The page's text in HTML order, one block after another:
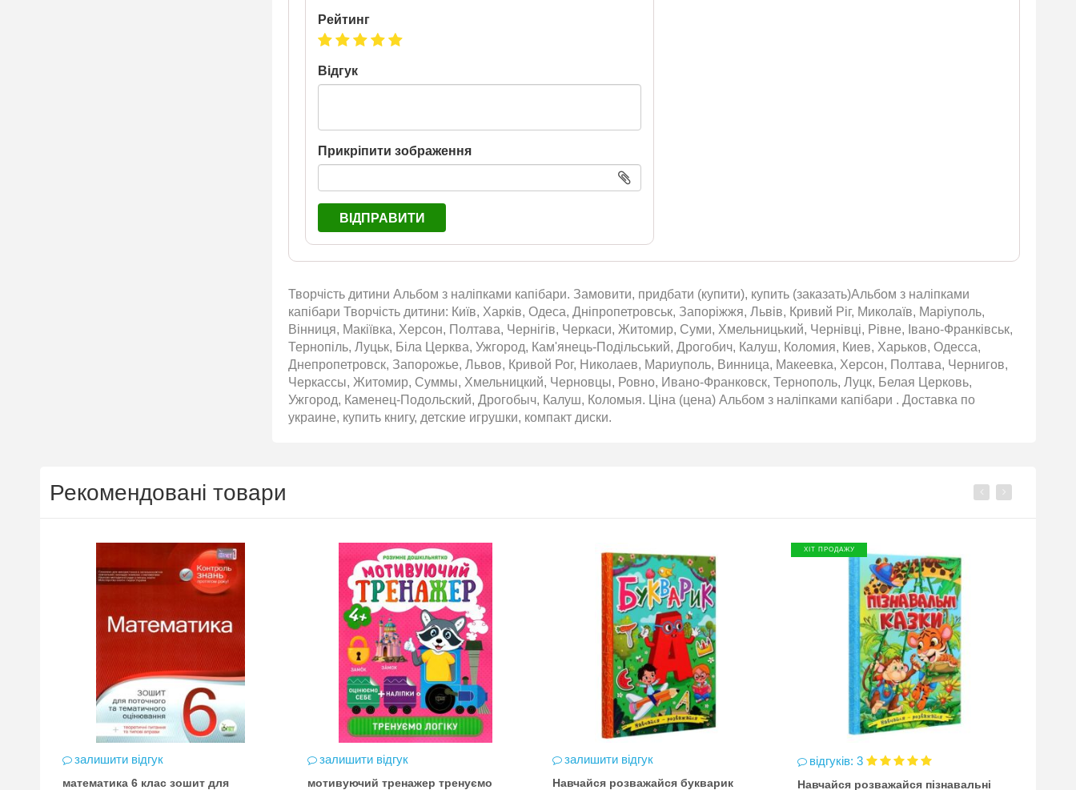
Рейтинг
Відгук
Прикріпити зображення
ВІДПРАВИТИ
Творчість дитини Альбом з наліпками капібари. Замовити, придбати (купити), купить (заказать)Альбом з наліпками
капібари Творчість дитини: Київ, Харків, Одеса, Дніпропетровськ, Запоріжжя, Львів, Кривий Ріг, Миколаїв, Маріуполь,
Вінниця, Макіївка, Херсон, Полтава, Чернігів, Черкаси, Житомир, Суми, Хмельницький, Чернівці, Рівне, Івано-Франківськ,
Тернопіль, Луцьк, Біла Церква, Ужгород, Кам'янець-Подільський, Дрогобич, Калуш, Коломия, Киев, Харьков, Одесса,
Днепропетровск, Запорожье, Львов, Кривой Рог, Николаев, Мариуполь, Винница, Макеевка, Херсон, Полтава, Чернигов,
Черкассы, Житомир, Суммы, Хмельницкий, Черновцы, Ровно, Ивано-Франковск, Тернополь, Луцк, Белая Церковь,
Ужгород, Каменец-Подольский, Дрогобыч, Калуш, Коломыя. Ціна (цена) Альбом з наліпками капібари . Доставка по
украине, купить книгу, детские игрушки, компакт диски.
Рекомендовані товари
залишити відгук
математика 6 клас зошит для
залишити відгук
мотивуючий тренажер тренуємо
залишити відгук
Навчайся розважайся букварик
ХІТ ПРОДАЖУ
відгуків: 3
Навчайся розважайся пізнавальні